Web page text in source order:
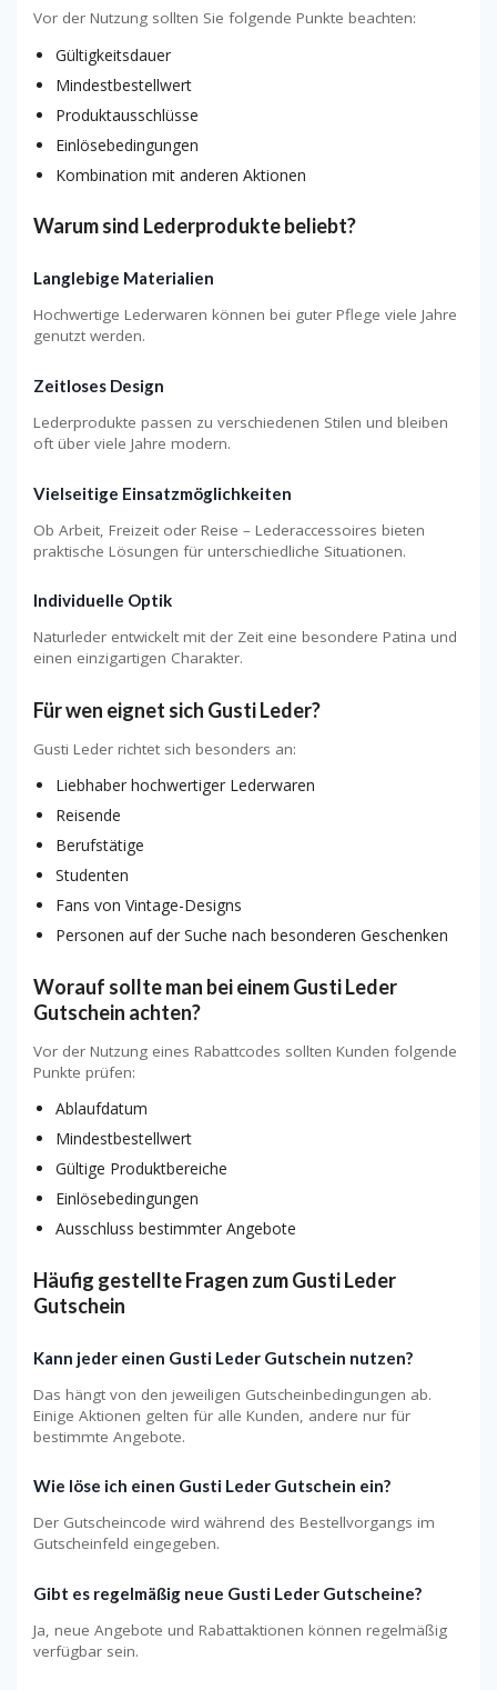
Vor der Nutzung sollten Sie folgende Punkte beachten:
Gültigkeitsdauer
Mindestbestellwert
Produktausschlüsse
Einlösebedingungen
Kombination mit anderen Aktionen
Warum sind Lederprodukte beliebt?
Langlebige Materialien
Hochwertige Lederwaren können bei guter Pflege viele Jahre
genutzt werden.
Zeitloses Design
Lederprodukte passen zu verschiedenen Stilen und bleiben
oft über viele Jahre modern.
Vielseitige Einsatzmöglichkeiten
Ob Arbeit, Freizeit oder Reise – Lederaccessoires bieten
praktische Lösungen für unterschiedliche Situationen.
Individuelle Optik
Naturleder entwickelt mit der Zeit eine besondere Patina und
einen einzigartigen Charakter.
Für wen eignet sich Gusti Leder?
Gusti Leder richtet sich besonders an:
Liebhaber hochwertiger Lederwaren
Reisende
Berufstätige
Studenten
Fans von Vintage-Designs
Personen auf der Suche nach besonderen Geschenken
Worauf sollte man bei einem Gusti Leder
Gutschein achten?
Vor der Nutzung eines Rabattcodes sollten Kunden folgende
Punkte prüfen:
Ablaufdatum
Mindestbestellwert
Gültige Produktbereiche
Einlösebedingungen
Ausschluss bestimmter Angebote
Häufig gestellte Fragen zum Gusti Leder
Gutschein
Kann jeder einen Gusti Leder Gutschein nutzen?
Das hängt von den jeweiligen Gutscheinbedingungen ab.
Einige Aktionen gelten für alle Kunden, andere nur für
bestimmte Angebote.
Wie löse ich einen Gusti Leder Gutschein ein?
Der Gutscheincode wird während des Bestellvorgangs im
Gutscheinfeld eingegeben.
Gibt es regelmäßig neue Gusti Leder Gutscheine?
Ja, neue Angebote und Rabattaktionen können regelmäßig
verfügbar sein.